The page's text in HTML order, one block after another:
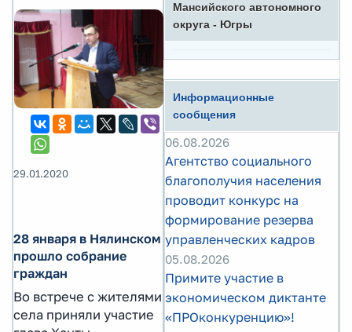
29.01.2020
28 января в Нялинском
прошло собрание
граждан
Во встрече с жителями
села приняли участие
Мансийского автономного
округа - Югры
Информационные
сообщения
06.08.2026
Агентство социального
благополучия населения
проводит конкурс на
формирование резерва
управленческих кадров
05.08.2026
Примите участие в
экономическом диктанте
«ПРОконкуренцию»!